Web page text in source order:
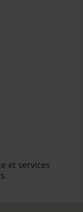
et services